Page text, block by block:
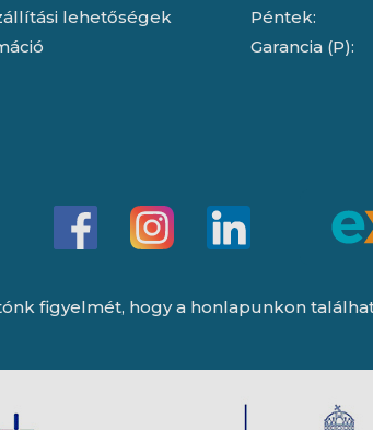
lehetőségek
Péntek:
Garancia (P):
figyelmét, hogy a honlapunkon